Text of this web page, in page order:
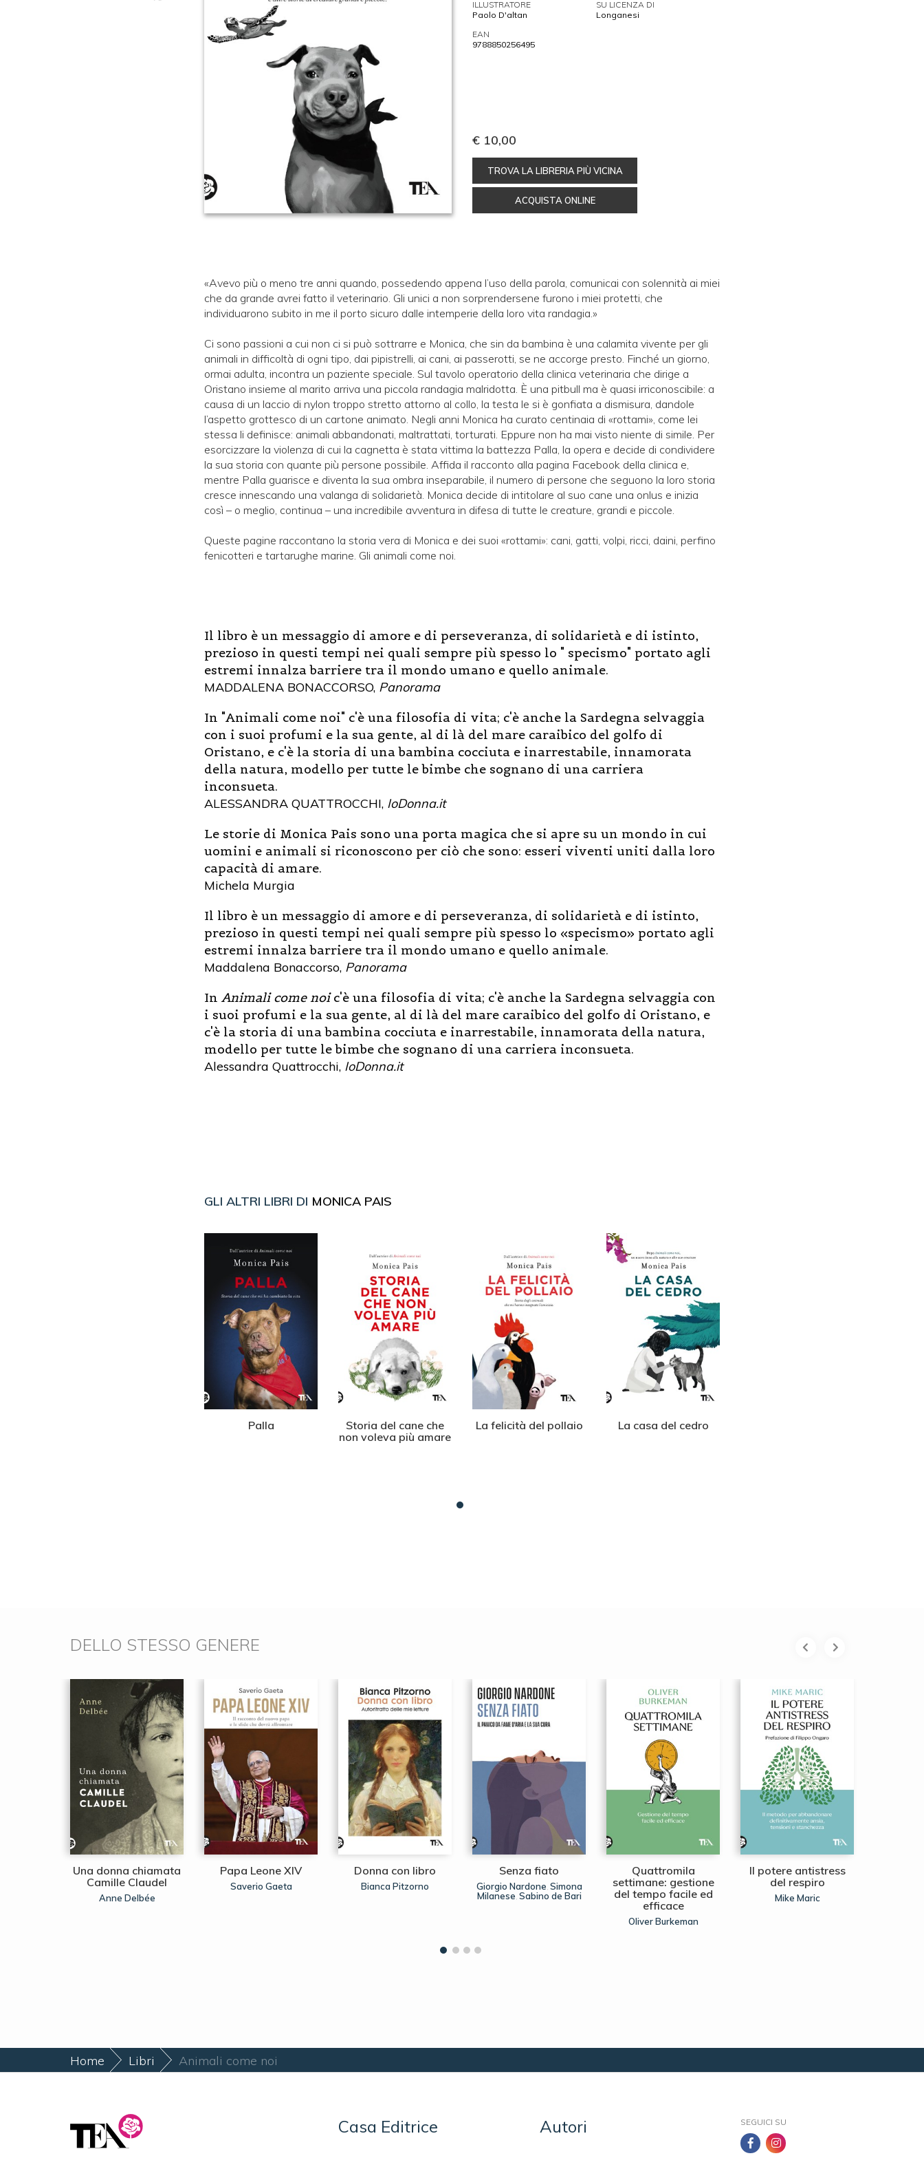
€ 10,00
TROVA LA LIBRERIA PIÙ VICINA
ACQUISTA ONLINE
ILLUSTRATORE
Paolo D'altan
SU LICENZA DI
Longanesi
EAN
9788850256495
«Avevo più o meno tre anni quando, possedendo appena l’uso della parola, comunicai con solennità ai miei
che da grande avrei fatto il veterinario. Gli unici a non sorprendersene furono i miei protetti, che
individuarono subito in me il porto sicuro dalle intemperie della loro vita randagia.»
Ci sono passioni a cui non ci si può sottrarre e Monica, che sin da bambina è una calamita vivente per gli
animali in difficoltà di ogni tipo, dai pipistrelli, ai cani, ai passerotti, se ne accorge presto. Finché un giorno,
ormai adulta, incontra un paziente speciale. Sul tavolo operatorio della clinica veterinaria che dirige a
Oristano insieme al marito arriva una piccola randagia malridotta. È una pitbull ma è quasi irriconoscibile: a
causa di un laccio di nylon troppo stretto attorno al collo, la testa le si è gonfiata a dismisura, dandole
l’aspetto grottesco di un cartone animato. Negli anni Monica ha curato centinaia di «rottami», come lei
stessa li definisce: animali abbandonati, maltrattati, torturati. Eppure non ha mai visto niente di simile. Per
esorcizzare la violenza di cui la cagnetta è stata vittima la battezza Palla, la opera e decide di condividere
la sua storia con quante più persone possibile. Affida il racconto alla pagina Facebook della clinica e,
mentre Palla guarisce e diventa la sua ombra inseparabile, il numero di persone che seguono la loro storia
cresce innescando una valanga di solidarietà. Monica decide di intitolare al suo cane una onlus e inizia
così – o meglio, continua – una incredibile avventura in difesa di tutte le creature, grandi e piccole.
Queste pagine raccontano la storia vera di Monica e dei suoi «rottami»: cani, gatti, volpi, ricci, daini, perfino
fenicotteri e tartarughe marine. Gli animali come noi.
Il libro è un messaggio di amore e di perseveranza, di solidarietà e di istinto,
prezioso in questi tempi nei quali sempre più spesso lo " specismo" portato agli
estremi innalza barriere tra il mondo umano e quello animale.
MADDALENA BONACCORSO, Panorama
In "Animali come noi" c'è una filosofia di vita; c'è anche la Sardegna selvaggia
con i suoi profumi e la sua gente, al di là del mare caraibico del golfo di
Oristano, e c'è la storia di una bambina cocciuta e inarrestabile, innamorata
della natura, modello per tutte le bimbe che sognano di una carriera
inconsueta.
ALESSANDRA QUATTROCCHI, IoDonna.it
Le storie di Monica Pais sono una porta magica che si apre su un mondo in cui
uomini e animali si riconoscono per ciò che sono: esseri viventi uniti dalla loro
capacità di amare.
Michela Murgia
Il libro è un messaggio di amore e di perseveranza, di solidarietà e di istinto,
prezioso in questi tempi nei quali sempre più spesso lo «specismo» portato agli
estremi innalza barriere tra il mondo umano e quello animale.
Maddalena Bonaccorso, Panorama
In Animali come noic'è una filosofia di vita; c'è anche la Sardegna selvaggia con
i suoi profumi e la sua gente, al di là del mare caraibico del golfo di Oristano, e
c'è la storia di una bambina cocciuta e inarrestabile, innamorata della natura,
modello per tutte le bimbe che sognano di una carriera inconsueta.
Alessandra Quattrocchi, IoDonna.it
GLI ALTRI LIBRI DI MONICA PAIS
Palla
Storia del cane che
non voleva più amare
La felicità del pollaio La casa del cedro
DELLO STESSO GENERE
Una donna chiamata
Camille Claudel
Anne Delbée
Papa Leone XIV
Saverio Gaeta
Donna con libro
Bianca Pitzorno
Senza fiato
Giorgio Nardone, Simona
Milanese, Sabino de Bari
Quattromila
settimane: gestione
del tempo facile ed
efficace
Oliver Burkeman
Il potere antistress
del respiro
Mike Maric
Home Libri Animali come noi
Casa Editrice Autori SEGUICI SU